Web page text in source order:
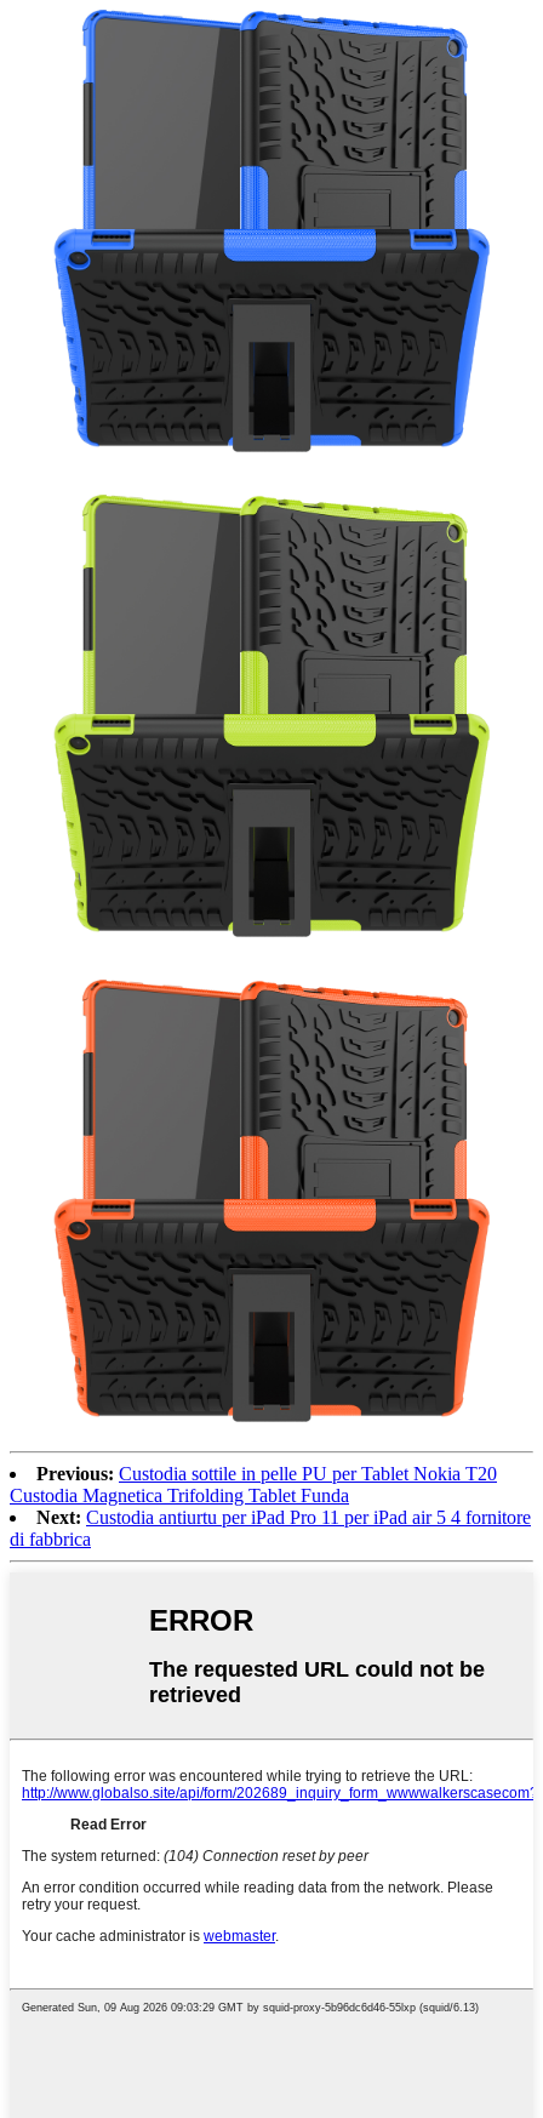
Previous: Custodia sottile in pelle PU per Tablet Nokia T20
Custodia Magnetica Trifolding Tablet Funda
Next: Custodia antiurtu per iPad Pro 11 per iPad air 5 4 fornitore
di fabbrica